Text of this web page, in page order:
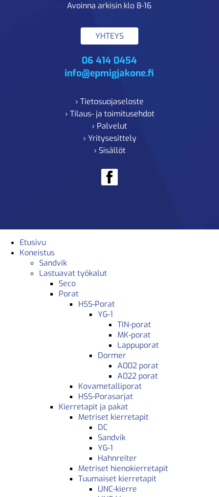
Avoinna arkisin klo 8-16
YHTEYS
06 414 0454
info@epmigjakone.fi
› Tietosuojaseloste
› Tilaus- ja toimitusehdot
› Palvelut
› Yritysesittely
› Sisällöt
Etusivu
Koneistus
Sandvik
Lastuavat työkalut
Seco
Porat
HSS-Porat
YG-1
TIN-porat
MK-porat
Lappuporat
Dormer
A002 porat
A022 porat
Kovametalliporat
HSS-Porasarjat
Kierretapit ja pakat
Metriset kierretapit
DC
Sandvik
YG-1
Hahnreiter
Metriset hienokierretapit
Tuumaiset kierretapit
UNC-kierre